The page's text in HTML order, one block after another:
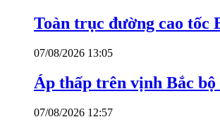
Toàn trục đường cao tốc
07/08/2026 13:05
Áp thấp trên vịnh Bắc
07/08/2026 12:57